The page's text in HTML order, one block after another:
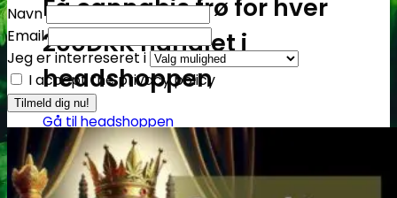
Få cannabis frø for hver
200DKK handlet i
headshoppen
Gå til headshoppen
Groudstyr
Navn
Email
Jeg er interreseret i
I accept the privacy policy